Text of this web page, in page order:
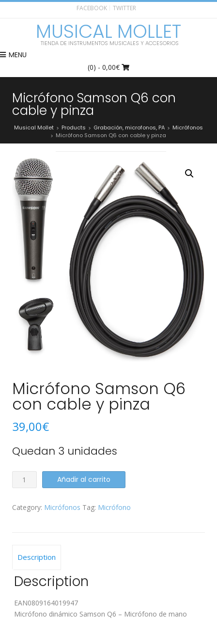
FACEBOOK TWITTER
MUSICAL MOLLET
TIENDA DE INSTRUMENTOS MUSICALES Y ACCESORIOS
MENU
(0) - 0,00€
Micrófono Samson Q6 con
cable y pinza
Musical Mollet > Products > Grabación, microfonos, PA > Micrófonos
> Micrófono Samson Q6 con cable y pinza
Micrófono Samson Q6
con cable y pinza
39,00€
Quedan 3 unidades
Micrófono
Samson
con
quantity
Añadir al carrito
Category: Micrófonos Tag: Micrófono
Description
Description
EAN0809164019947
Micrófono dinámico Samson Q6 – Micrófono de mano